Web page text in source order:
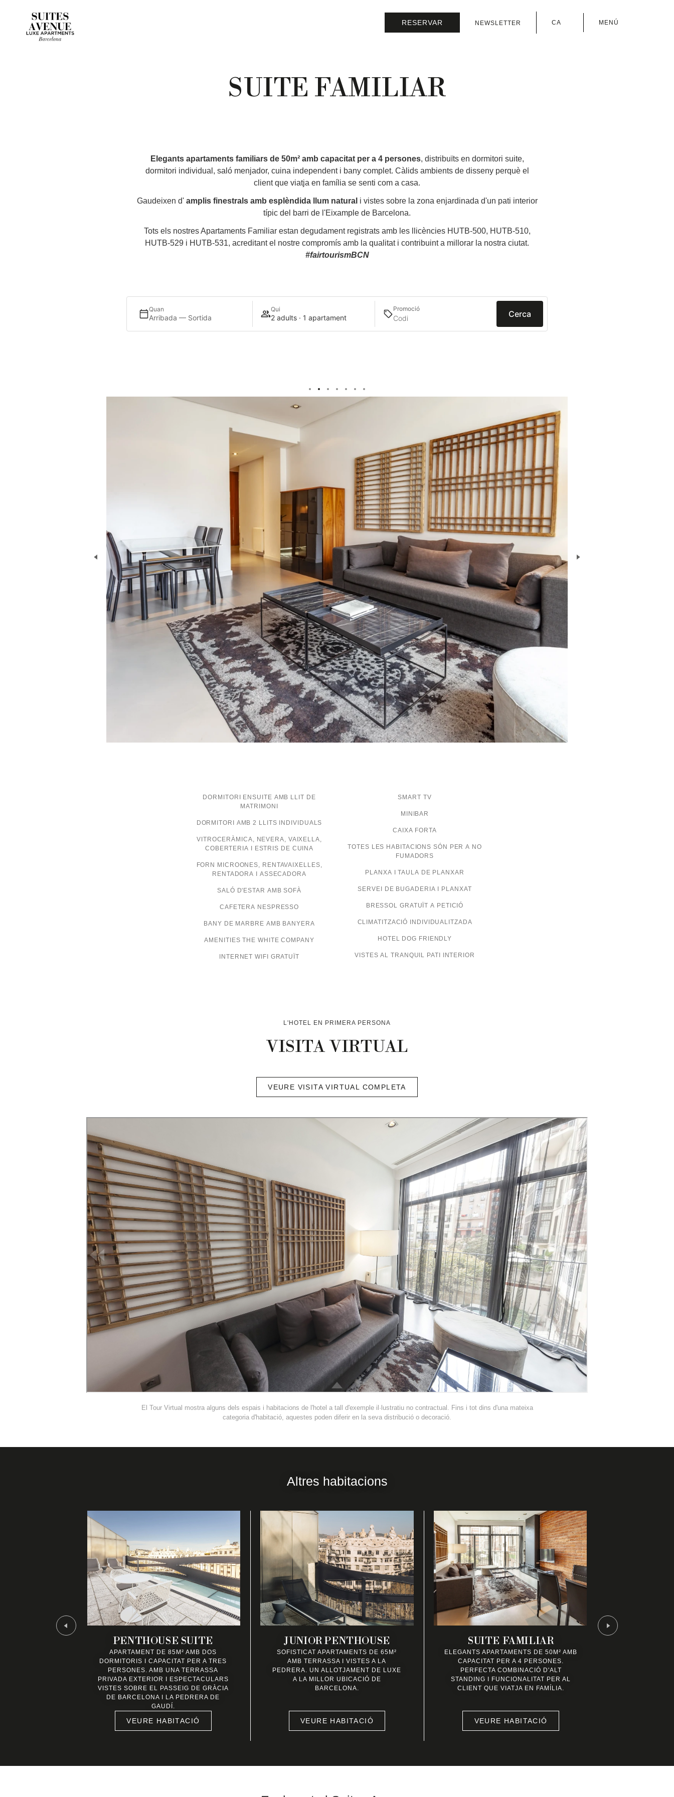
RESERVAR NEWSLETTER CA MENÚ
SUITE FAMILIAR
Elegants apartaments familiars de 50m² amb capacitat per a 4 persones, distribuïts en dormitori suite,
dormitori individual, saló menjador, cuina independent i bany complet. Càlids ambients de disseny perquè el
client que viatja en família se senti com a casa.
Gaudeixen d' amplis finestrals amb esplèndida llum natural i vistes sobre la zona enjardinada d'un pati interior
típic del barri de l'Eixample de Barcelona.
Tots els nostres Apartaments Familiar estan degudament registrats amb les llicències HUTB-500, HUTB-510,
HUTB-529 i HUTB-531, acreditant el nostre compromís amb la qualitat i contribuint a millorar la nostra ciutat.
#fairtourismBCN
Quan
Arribada — Sortida
Qui
2 adults · 1 apartament
Promoció
Cerca
DORMITORI ENSUITE AMB LLIT DE
MATRIMONI
DORMITORI AMB 2 LLITS INDIVIDUALS
VITROCERÀMICA, NEVERA, VAIXELLA,
COBERTERIA I ESTRIS DE CUINA
FORN MICROONES, RENTAVAIXELLES,
RENTADORA I ASSECADORA
SALÓ D'ESTAR AMB SOFÀ
CAFETERA NESPRESSO
BANY DE MARBRE AMB BANYERA
AMENITIES THE WHITE COMPANY
INTERNET WIFI GRATUÏT
SMART TV
MINIBAR
CAIXA FORTA
TOTES LES HABITACIONS SÓN PER A NO
FUMADORS
PLANXA I TAULA DE PLANXAR
SERVEI DE BUGADERIA I PLANXAT
BRESSOL GRATUÏT A PETICIÓ
CLIMATITZACIÓ INDIVIDUALITZADA
HOTEL DOG FRIENDLY
VISTES AL TRANQUIL PATI INTERIOR
L'HOTEL EN PRIMERA PERSONA
VISITA VIRTUAL
VEURE VISITA VIRTUAL COMPLETA
El Tour Virtual mostra alguns dels espais i habitacions de l'hotel a tall d'exemple il·lustratiu no contractual. Fins i tot dins d'una mateixa
categoria d'habitació, aquestes poden diferir en la seva distribució o decoració.
Altres habitacions
PENTHOUSE SUITE
APARTAMENT DE 85M² AMB DOS
DORMITORIS I CAPACITAT PER A TRES
PERSONES. AMB UNA TERRASSA
PRIVADA EXTERIOR I ESPECTACULARS
VISTES SOBRE EL PASSEIG DE GRÀCIA
DE BARCELONA I LA PEDRERA DE
GAUDÍ.
VEURE HABITACIÓ
JUNIOR PENTHOUSE
SOFISTICAT APARTAMENTS DE 65M²
AMB TERRASSA I VISTES A LA
PEDRERA. UN ALLOTJAMENT DE LUXE
A LA MILLOR UBICACIÓ DE
BARCELONA.
VEURE HABITACIÓ
SUITE FAMILIAR
ELEGANTS APARTAMENTS DE 50M² AMB
CAPACITAT PER A 4 PERSONES.
PERFECTA COMBINACIÓ D'ALT
STANDING I FUNCIONALITAT PER AL
CLIENT QUE VIATJA EN FAMÍLIA.
VEURE HABITACIÓ